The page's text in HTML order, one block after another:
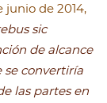
de 2014,
sic
de alcance
convertiría
las partes en